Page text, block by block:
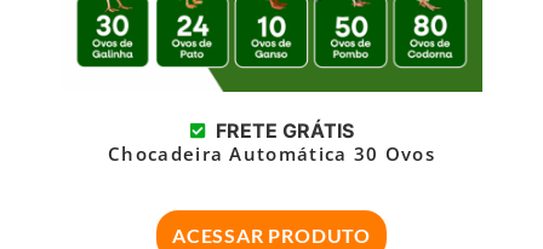
FRETE GRÁTIS
Chocadeira Automática 30 Ovos
ACESSAR PRODUTO